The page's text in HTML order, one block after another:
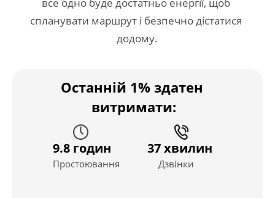
Дзвінки
37 хвилин
Простоювання
9.8 годин
Останній 1% здатен
витримати:
спланувати маршрут і безпечно дістатися
додому.